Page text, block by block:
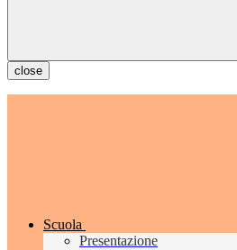
close
Scuola
Presentazione